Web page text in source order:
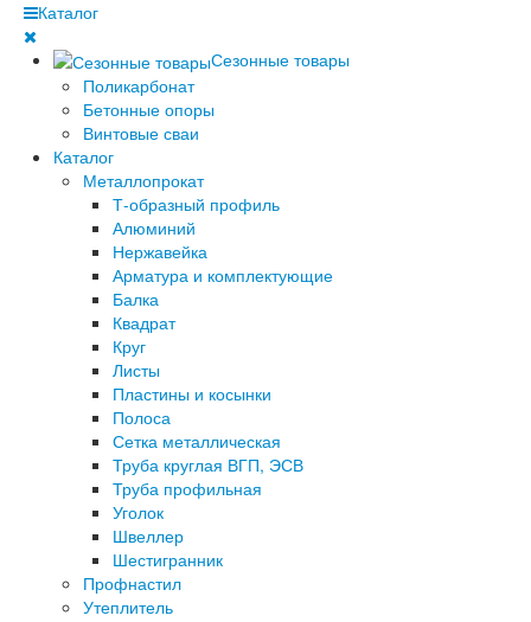
Каталог
Сезонные товары
Поликарбонат
Бетонные опоры
Винтовые сваи
Каталог
Металлопрокат
Т-образный профиль
Алюминий
Нержавейка
Арматура и комплектующие
Балка
Квадрат
Круг
Листы
Пластины и косынки
Полоса
Сетка металлическая
Труба круглая ВГП, ЭСВ
Труба профильная
Уголок
Швеллер
Шестигранник
Профнастил
Утеплитель